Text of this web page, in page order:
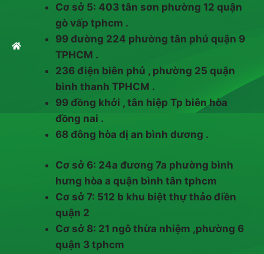
Cơ sở 5: 403 tân sơn phường 12 quận
gò vấp tphcm .
99 đường 224 phường tân phú quận 9
TPHCM .
236 điện biên phủ , phường 25 quận
bình thanh TPHCM .
99 đồng khởi , tân hiệp Tp biên hòa
đồng nai .
68 đông hòa dị an bình dương .
Cơ sở 6: 24a đương 7a phường bình
hưng hòa a quận bình tân tphcm
Cơ sở 7: 512 b khu biệt thự thảo điền
quận 2
Cơ sở 8: 21 ngô thừa nhiệm ,phường 6
quận 3 tphcm